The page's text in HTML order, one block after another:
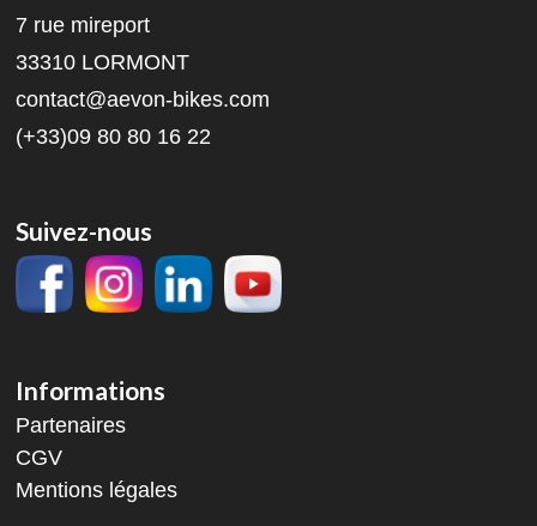
7 rue mireport
33310 LORMONT
contact@aevon-bikes.com
(+33)09 80 80 16 22
Suivez-nous
Informations
Partenaires
CGV
Mentions légales